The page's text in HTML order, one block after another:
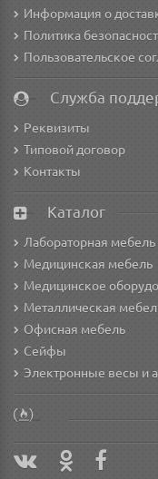
Информация о
Политика
Пользовательское
Служба
Реквизиты
Типовой договор
Контакты
Каталог
Лабораторная мебель
Медицинская мебель
Медицинское
Металлическая
Офисная мебель
Сейфы
Электронные весы и